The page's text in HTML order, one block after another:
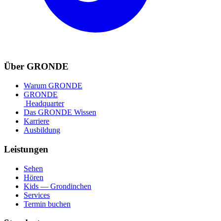
Über GRONDE
Warum GRONDE
GRONDE
Headquarter
Das GRONDE Wissen
Karriere
Ausbildung
Leistungen
Sehen
Hören
Kids — Grondinchen
Services
Termin buchen